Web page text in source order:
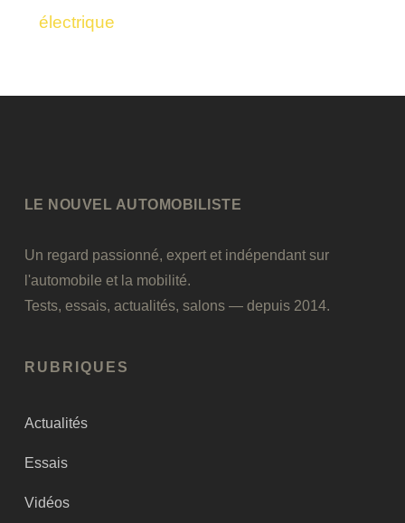
électrique
LE NOUVEL AUTOMOBILISTE
Un regard passionné, expert et indépendant sur
l'automobile et la mobilité.
Tests, essais, actualités, salons — depuis 2014.
RUBRIQUES
Actualités
Essais
Vidéos